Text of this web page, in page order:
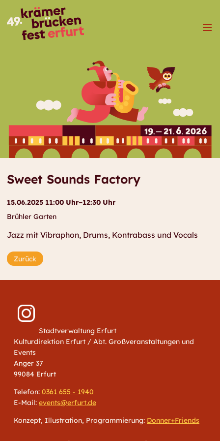
Menü
Sweet Sounds Factory
15.06.2025 11:00 Uhr–12:30 Uhr
Brühler Garten
Jazz mit Vibraphon, Drums, Kontrabass und Vocals
Zurück
Stadtverwaltung Erfurt
Kulturdirektion Erfurt / Abt. Großveranstaltungen und
Events
Anger 37
99084 Erfurt
Telefon: 0361 655 - 1940
E-Mail: events@erfurt.de
Konzept, Illustration, Programmierung: Donner+Friends